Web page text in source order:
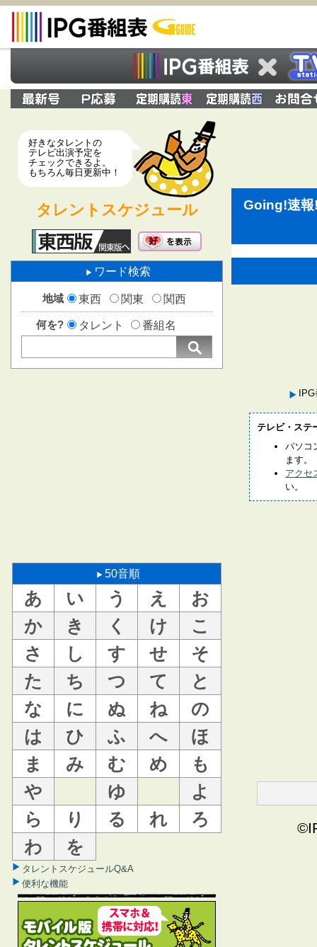
好きなタレントの
テレビ出演予定を
チェックできるよ。
もちろん毎日更新中！
タレントスケジュール
ワード検索
地域 東西 関東 関西
何を? タレント 番組名
50音順
あ い う え
お
か
き く け
こ
さ
し す せ
そ
た
ち つ て
と
な
に ぬ ね
の
は
ひ ふ へ
ほ
ま
み む め
も
や
ゆ
よ
ら
り る れ
ろ
わ
を
タレントスケジュールQ&A
便利な機能
Going!速報
テレビ・ステ
パソコ
ます。
アクセ
い。